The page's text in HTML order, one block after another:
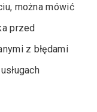
można mówić
przed
z błędami